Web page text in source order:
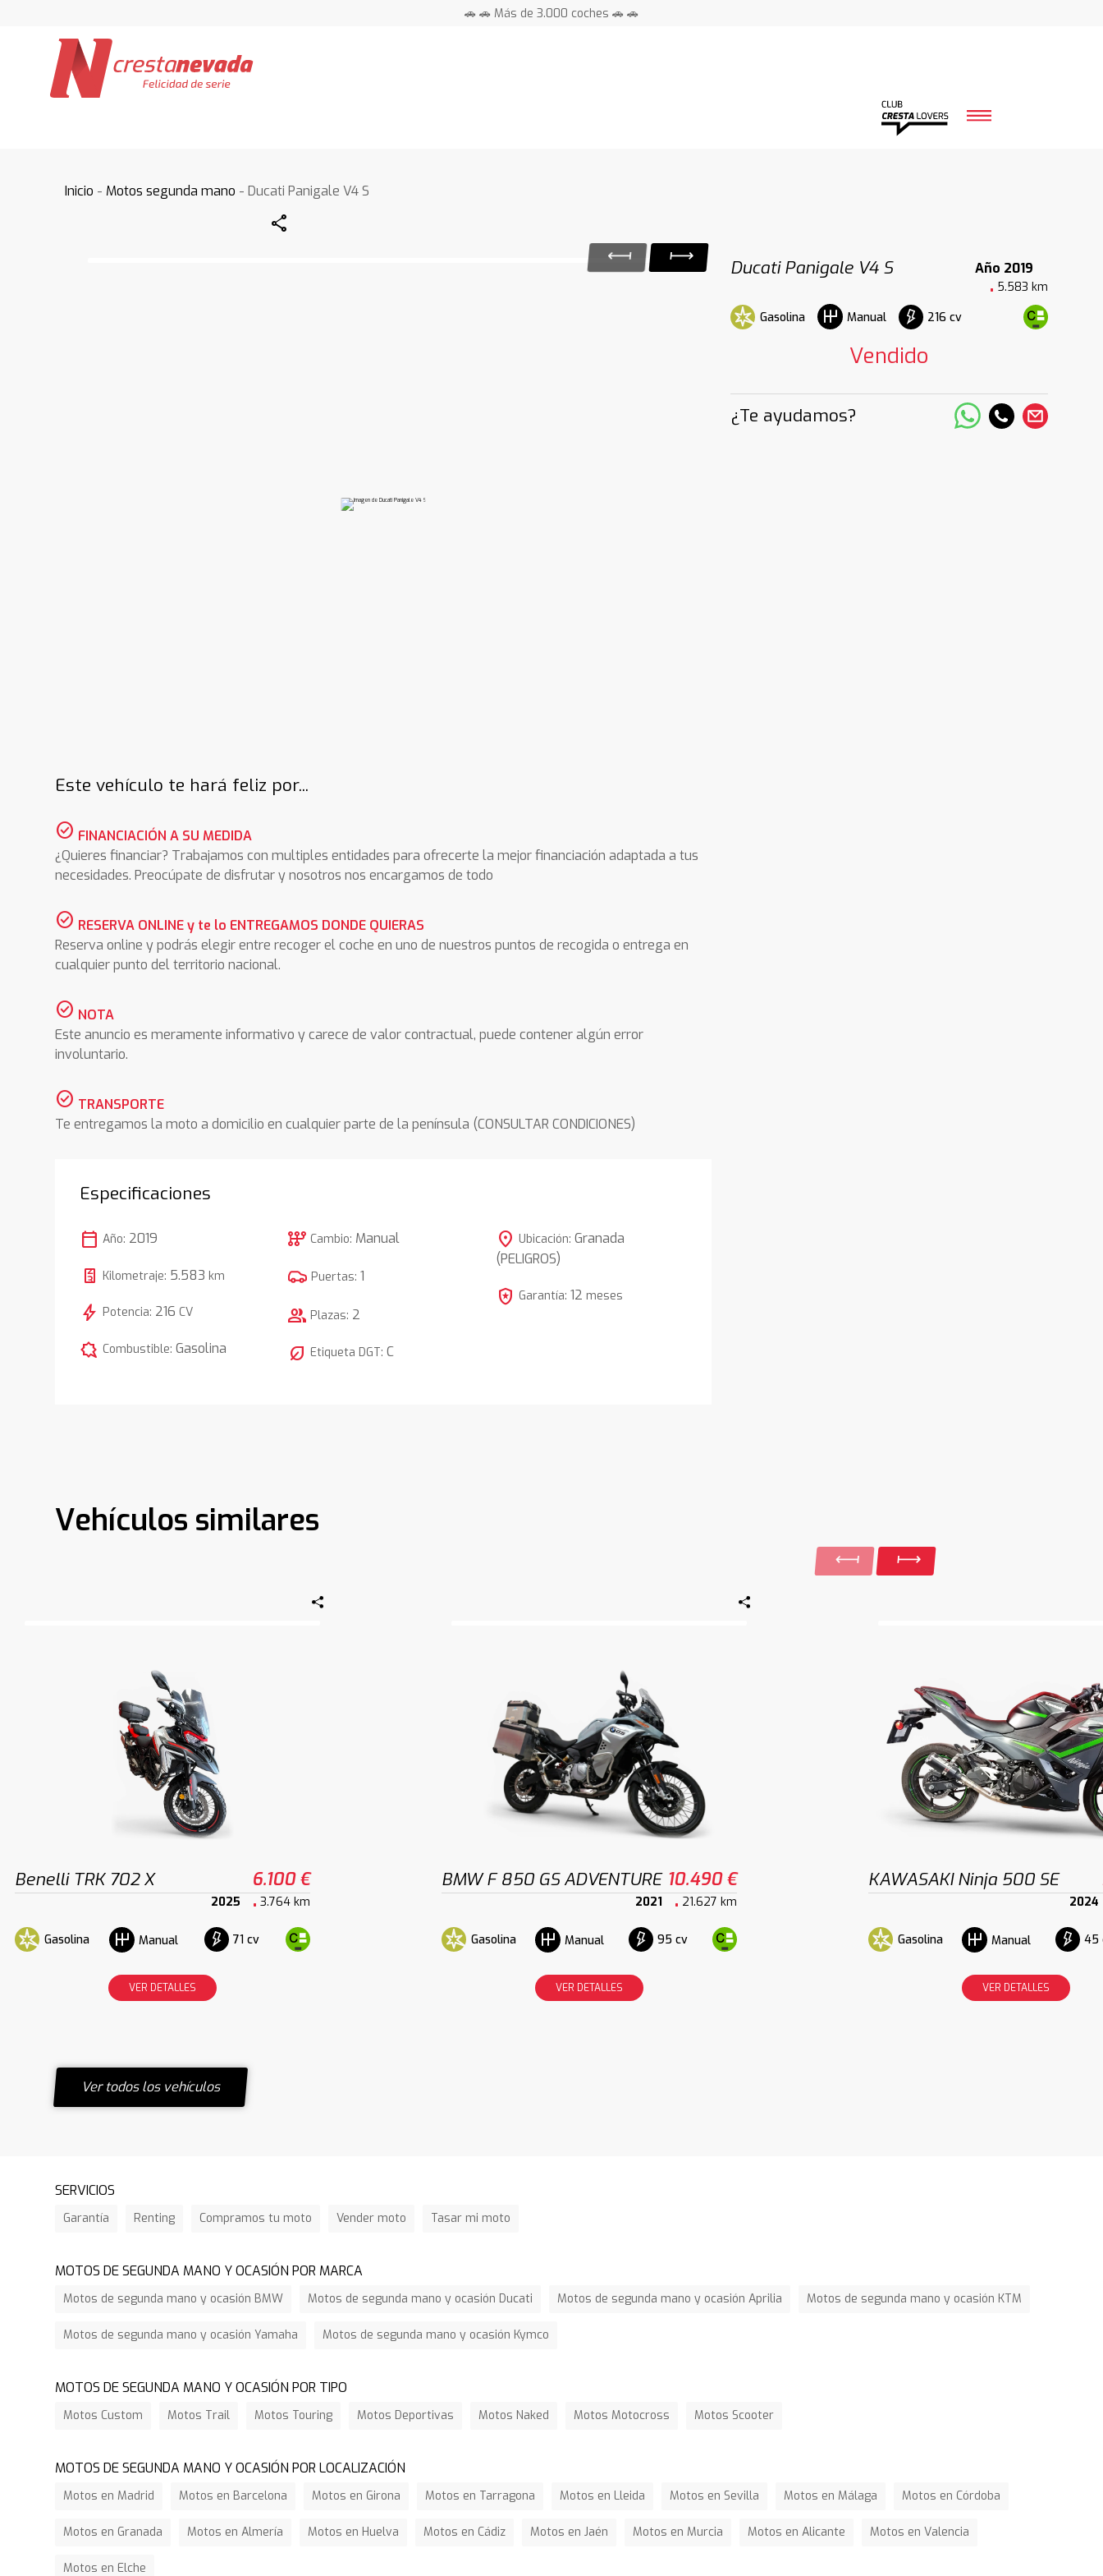
🚗 🚗 Más de 3.000 coches 🚗 🚗
Inicio - Motos segunda mano - Ducati Panigale V4 S
Share
Ducati Panigale V4 S
Año 2019
5.583 km
Gasolina
Manual 216 cv
Vendido
¿Te ayudamos?
Este vehículo te hará feliz por...
check_circle FINANCIACIÓN A SU MEDIDA
¿Quieres financiar? Trabajamos con multiples entidades para ofrecerte la mejor financiación adaptada a tus
necesidades. Preocúpate de disfrutar y nosotros nos encargamos de todo
check_circle RESERVA ONLINE y te lo ENTREGAMOS DONDE QUIERAS
Reserva online y podrás elegir entre recoger el coche en uno de nuestros puntos de recogida o entrega en
cualquier punto del territorio nacional.
check_circle NOTA
Este anuncio es meramente informativo y carece de valor contractual, puede contener algún error
involuntario.
check_circle TRANSPORTE
Te entregamos la moto a domicilio en cualquier parte de la península (CONSULTAR CONDICIONES)
Especificaciones
calendar_today Año: 2019
Kilometraje: 5.583 km
bolt Potencia: 216 CV
comic_bubble Combustible:Gasolina
auto_transmission Cambio: Manual
Puertas:1
group Plazas: 2
nest_eco_leaf Etiqueta DGT:C
location_on Ubicación: Granada
(PELIGROS)
local_police Garantía: 12 meses
Vehículos similares
Benelli TRK 702 X 6.100 €
2025 3.764 km
Gasolina Manual 71 cv
VER DETALLES
BMW F 850 GS ADVENTURE 10.490 €
2021 21.627 km
Gasolina Manual 95 cv
VER DETALLES
KAWASAKI Ninja 500 SE
2024
Gasolina Manual 45
VER DETALLES
Ver todos los vehículos
SERVICIOS
Garantía Renting Compramos tu moto Vender moto Tasar mi moto
MOTOS DE SEGUNDA MANO Y OCASIÓN POR MARCA
Motos de segunda mano y ocasión BMW Motos de segunda mano y ocasión Ducati Motos de segunda mano y ocasión Aprilia Motos de segunda mano y ocasión KTM
Motos de segunda mano y ocasión Yamaha Motos de segunda mano y ocasión Kymco
MOTOS DE SEGUNDA MANO Y OCASIÓN POR TIPO
Motos Custom Motos Trail Motos Touring Motos Deportivas Motos Naked Motos Motocross Motos Scooter
MOTOS DE SEGUNDA MANO Y OCASIÓN POR LOCALIZACIÓN
Motos en Madrid Motos en Barcelona Motos en Girona Motos en Tarragona Motos en Lleida Motos en Sevilla Motos en Málaga Motos en Córdoba
Motos en Granada Motos en Almería Motos en Huelva Motos en Cádiz Motos en Jaén Motos en Murcia Motos en Alicante Motos en Valencia
Motos en Elche